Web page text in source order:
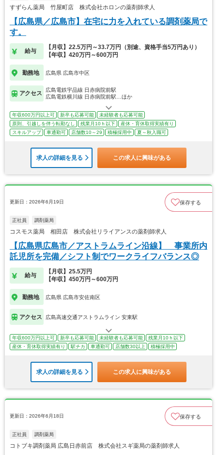
すずらん薬局 竹屋町店 株式会社ホロンの薬剤師求人
【広島県／広島市】在宅に力を入れている調剤薬局で
す。
給与
【月収】22.5万円～33.7万円（別途、資格手当5万円あり）
【年収】420万円～600万円
勤務地 広島県 広島市中区
アクセス
広島電鉄宇品線 日赤病院前駅
広島電鉄横川線 日赤病院前駅…ほか
年収600万円以上可 新卒も応募可能
未経験者も応募可能
原則、引越しを伴う転勤なし
残業月10ｈ以下
産休・育休取得実績有り
スキルアップ
車通勤可 店舗数10～29 積極採用中 夏～秋入職可
求人の詳細を見る この求人に興味がある
更新日：2026年6月19日 保存する
正社員 調剤薬局
コスモス薬局 相田店 株式会社リライアンスの薬剤師求人
【広島県広島市／アストラムライン沿線】 事業所内
託児所を完備／シフト制でワークライフバランス◎
給与
【月収】25.5万円
【年収】450万円～600万円
勤務地 広島県 広島市安佐南区
アクセス 広島高速交通アストラムライン 安東駅
年収600万円以上可 新卒も応募可能 未経験者も応募可能
残業月10ｈ以下
産休・育休取得実績有り
駅チカ 車通勤可 店舗数30以上 積極採用中
求人の詳細を見る この求人に興味がある
更新日：2026年6月18日 保存する
正社員 調剤薬局
コトブキ調剤薬局 広島日赤前店 株式会社スギ薬局の薬剤師求人